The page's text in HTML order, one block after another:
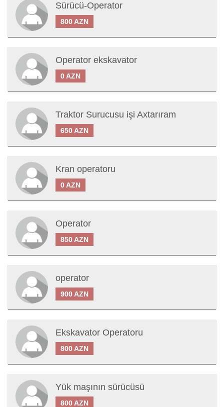
Sürücü-Operator
800 AZN
Operator ekskavator
0 AZN
Traktor Surucusu işi Axtarıram
650 AZN
Kran operatoru
0 AZN
Operator
850 AZN
operator
900 AZN
Ekskavator Operatoru
800 AZN
Yük maşının sürücüsü
800 AZN